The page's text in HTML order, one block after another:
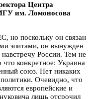
Центра
им. Ломоносова
но поскольку он связан
элитами, он вынужден
России. Тем не
конкретное: Украина
союз. Нет никаких
Очевидно, что
европейские и
лишь отсрочил